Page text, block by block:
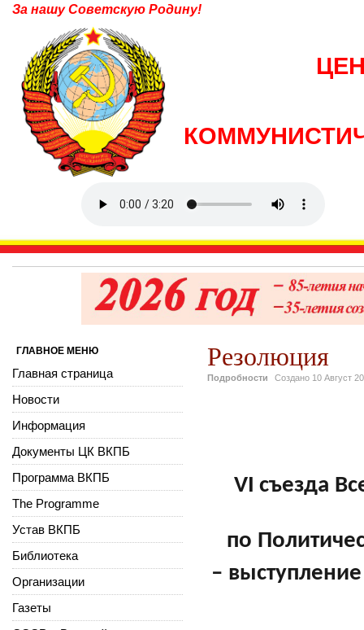
За нашу Советскую Родину!
Резолюция
Подробности Создано 10 Август
VI съезда
по
–
ГЛАВНОЕ МЕНЮ
Главная страница
Новости
Информация
Документы ЦК ВКПБ
Программа ВКПБ
The Programme
Устав ВКПБ
Библиотека
Организации
Газеты